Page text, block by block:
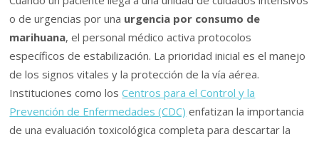
o de urgencias por una urgencia por consumo de
marihuana, el personal médico activa protocolos
específicos de estabilización. La prioridad inicial es el manejo
de los signos vitales y la protección de la vía aérea.
Instituciones como losCentros para el Control y la
Prevención de Enfermedades (CDC) enfatizan la importancia
de una evaluación toxicológica completa para descartar la